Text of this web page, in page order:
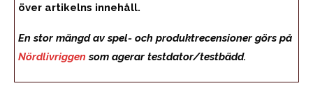
över artikelns innehåll.
En stor mängd av spel- och produktrecensioner görs på
Nördlivriggen som agerar testdator/testbädd.